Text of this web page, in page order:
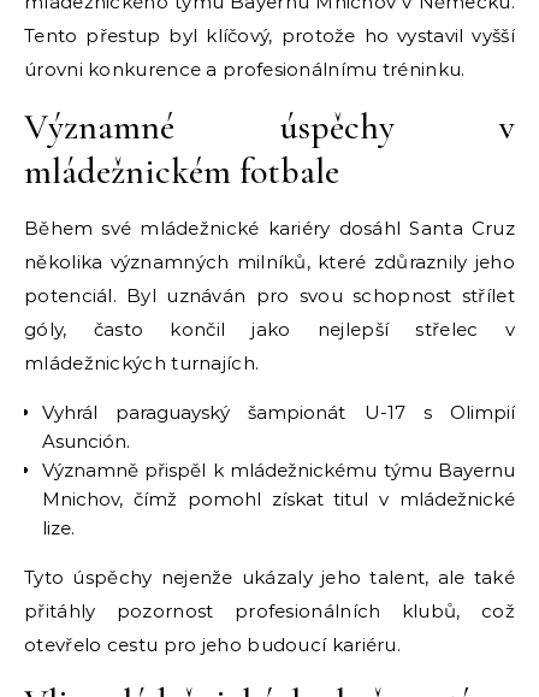
Tento přestup byl klíčový, protože ho vystavil vyšší
úrovni konkurence a profesionálnímu tréninku.
Významné úspěchy v
mládežnickém fotbale
Během své mládežnické kariéry dosáhl Santa Cruz
několika významných milníků, které zdůraznily jeho
potenciál. Byl uznáván pro svou schopnost střílet
góly, často končil jako nejlepší střelec v
mládežnických turnajích.
Vyhrál paraguayský šampionát U-17 s Olimpií
Asunción.
Významně přispěl k mládežnickému týmu Bayernu
Mnichov, čímž pomohl získat titul v mládežnické
lize.
Tyto úspěchy nejenže ukázaly jeho talent, ale také
přitáhly pozornost profesionálních klubů, což
otevřelo cestu pro jeho budoucí kariéru.